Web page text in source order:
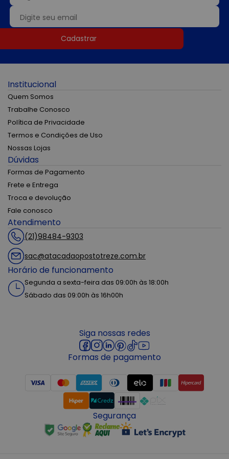
Cadastrar
Institucional
Quem Somos
Trabalhe Conosco
Política de Privacidade
Termos e Condições de Uso
Nossas Lojas
Dúvidas
Formas de Pagamento
Frete e Entrega
Troca e devolução
Fale conosco
Atendimento
(21)98484-9303
sac@atacadaopostotreze.com.br
Horário de funcionamento
Segunda a sexta-feira das 09:00h às 18:00h
Sábado das 09:00h às 16h00h
Siga nossas redes
Formas de pagamento
Segurança